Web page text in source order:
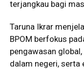
terjangkau bagi
Taruna Ikrar
BPOM berfokus
pengawasan
dalam negeri, serta